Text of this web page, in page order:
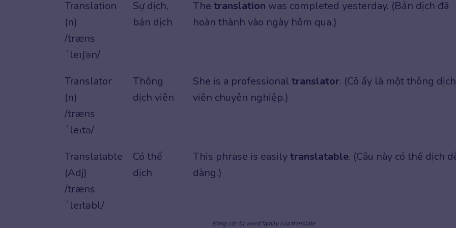
Translation
(n)
/træns
ˈleɪʃən/
Sự dịch,
bản dịch
The translation was completed yesterday. (Bản dịch đã
hoàn thành vào ngày hôm qua.)
Translator
(n)
/træns
ˈleɪtə/
Thông
dịch viên
She is a professional translator. (Cô ấy là một thông dịch
viên chuyên nghiệp.)
Translatable
(Adj)
/træns
ˈleɪtəbl/
Có thể
dịch
This phrase is easilytranslatable. (Câu này có thể dịch
dàng.)
Bảng các từ word family của translate